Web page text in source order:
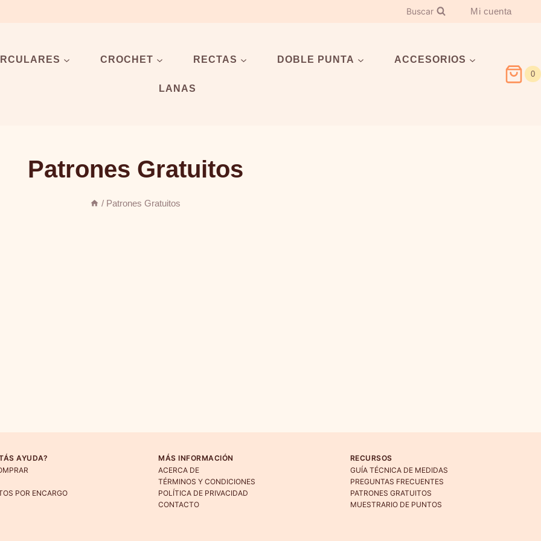
Buscar Mi cuenta
CROCHET RECTAS DOBLE PUNTA ACCESORIOS
LANAS
0
Patrones Gratuitos
/ Patrones Gratuitos
AYUDA?
POR ENCARGO
MÁS INFORMACIÓN
ACERCA DE
TÉRMINOS Y CONDICIONES
POLÍTICA DE PRIVACIDAD
CONTACTO
RECURSOS
GUÍA TÉCNICA DE MEDIDAS
PREGUNTAS FRECUENTES
PATRONES GRATUITOS
MUESTRARIO DE PUNTOS